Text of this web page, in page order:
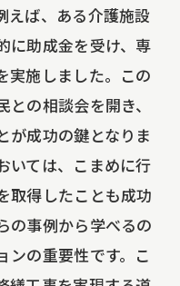
了までのステップ
の進捗管理法
ト削減の実際
改善のために
の大規模修繕工
ける助成金の役割
えば、ある介護施設
に助成金を受け、専
実施しました。この
の相談会を開き、
が成功の鍵となりま
いては、こまめに行
取得したことも成功
の事例から学べるの
ンの重要性です。こ